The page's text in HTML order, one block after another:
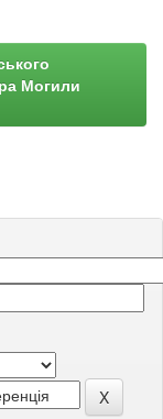
Могили